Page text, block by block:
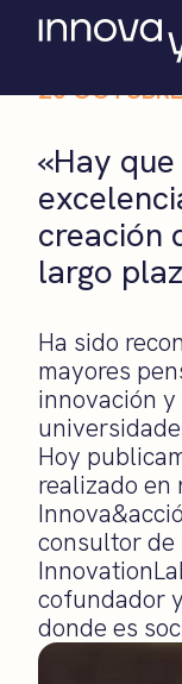
20
«Hay
creación
largo
Ha sido
mayores
innovación
Hoy
realizado en
consultor de
cofundador
donde es